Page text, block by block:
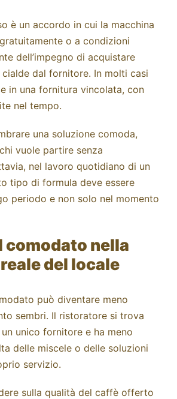
è un accordo in cui la macchina
o a condizioni
dell’impegno di acquistare
dal fornitore. In molti casi
in una fornitura vincolata, con
nel tempo.
una soluzione comoda,
vuole partire senza
nel lavoro quotidiano di un
tipo di formula deve essere
periodo e non solo nel momento
comodato nella
del locale
può diventare meno
sembri. Il ristoratore si trova
unico fornitore e ha meno
delle miscele o delle soluzioni
servizio.
sulla qualità del caffè offerto